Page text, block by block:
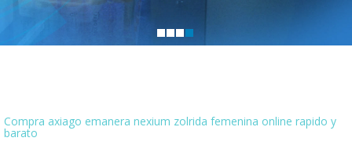
Compra axiago emanera nexium zolrida femenina online rapido y
barato